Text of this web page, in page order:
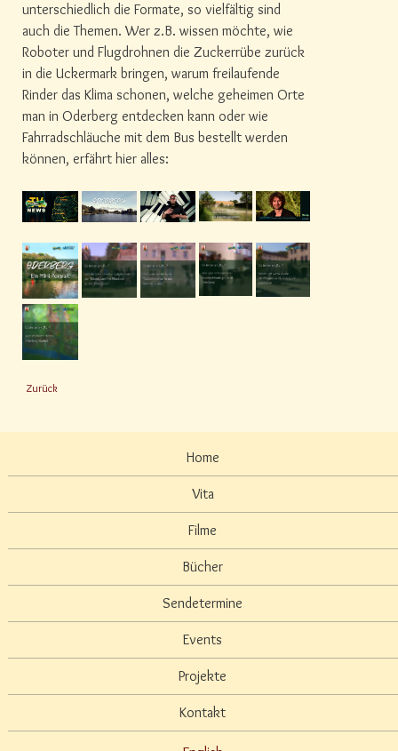
unterschiedlich die Formate, so vielfältig sind
auch die Themen. Wer z.B. wissen möchte, wie
Roboter und Flugdrohnen die Zuckerrübe zurück
in die Uckermark bringen, warum freilaufende
Rinder das Klima schonen, welche geheimen Orte
man in Oderberg entdecken kann oder wie
Fahrradschläuche mit dem Bus bestellt werden
können, erfährt hier alles:
Zurück
Home
Vita
Filme
Bücher
Sendetermine
Events
Projekte
Kontakt